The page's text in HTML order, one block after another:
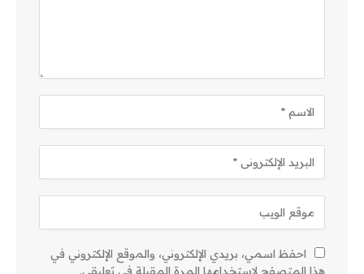
احفظ اسمي، بريدي الإلكتروني، والموقع الإلكتروني في
هذا المتصفح لاستخدامها المرة المقبلة في تعليقي.